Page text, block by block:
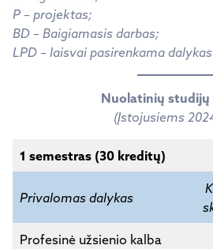
P – projektas;
BD – Baigiamasis darbas;
LPD – laisvai pasirenkama
Nuolatinių studijų
(Įstojusiems
1 semestras (30 kreditų)
Privalomas dalykas
Profesinė užsienio kalba